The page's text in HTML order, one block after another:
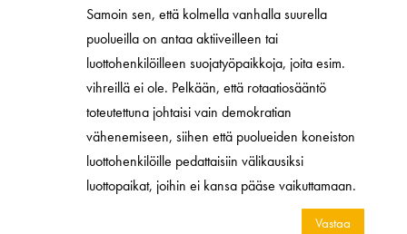
Samoin sen, että kolmella vanhalla suurella
puolueilla on antaa aktiiveilleen tai
luottohenkilöilleen suojatyöpaikkoja, joita esim.
vihreillä ei ole. Pelkään, että rotaatiosääntö
toteutettuna johtaisi vain demokratian
vähenemiseen, siihen että puolueiden koneiston
luottohenkilöille pedattaisiin välikausiksi
luottopaikat, joihin ei kansa pääse vaikuttamaan.
Vastaa